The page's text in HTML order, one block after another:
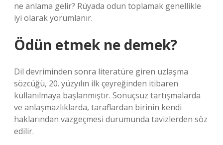
ne anlama gelir? Rüyada odun toplamak genellikle
iyi olarak yorumlanır.
Ödün etmek ne demek?
Dil devriminden sonra literatüre giren uzlaşma
sözcüğü, 20. yüzyılın ilk çeyreğinden itibaren
kullanılmaya başlanmıştır. Sonuçsuz tartışmalarda
ve anlaşmazlıklarda, taraflardan birinin kendi
haklarından vazgeçmesi durumunda tavizlerden söz
edilir.